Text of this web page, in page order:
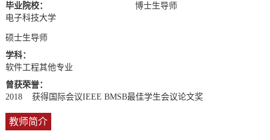
毕业院校：
电子科技大学
博士生导师
硕士生导师
学科：
软件工程其他专业
曾获荣誉：
2018 获得国际会议IEEE BMSB最佳学生会议论文奖
教师简介